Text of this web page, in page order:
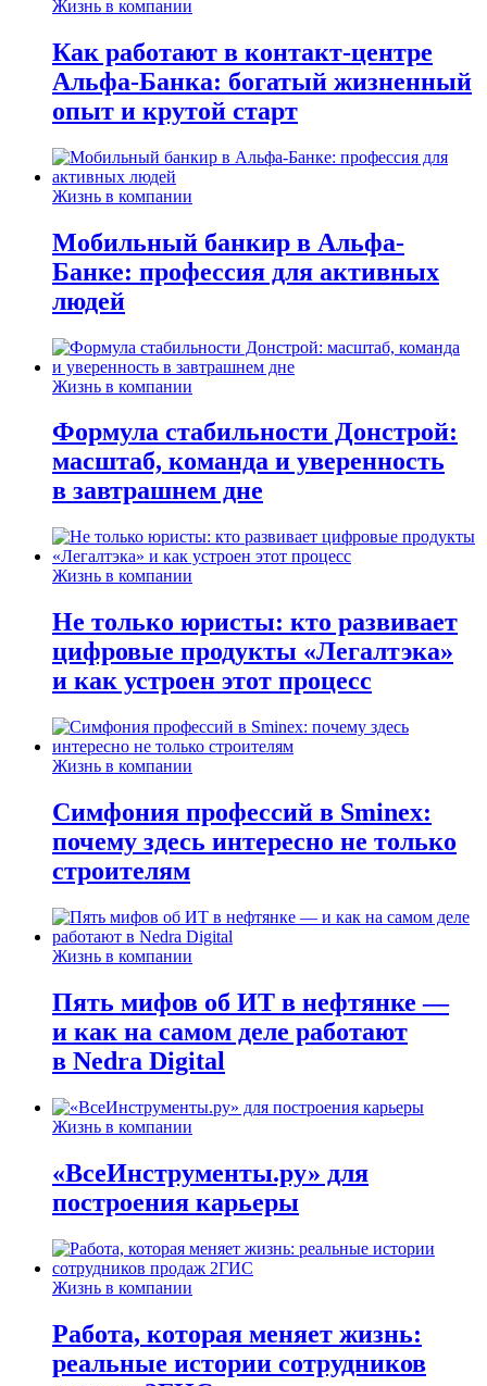
Жизнь в компании
Как работают в контакт-центре
Альфа-Банка: богатый жизненный
опыт и крутой старт
Жизнь в компании
Мобильный банкир в Альфа-
Банке: профессия для активных
людей
Жизнь в компании
Формула стабильности Донстрой:
масштаб, команда и уверенность
в завтрашнем дне
Жизнь в компании
Не только юристы: кто развивает
цифровые продукты «Легалтэка»
и как устроен этот процесс
Жизнь в компании
Симфония профессий в Sminex:
почему здесь интересно не только
строителям
Жизнь в компании
Пять мифов об ИТ в нефтянке —
и как на самом деле работают
в Nedra Digital
Жизнь в компании
«ВсеИнструменты.ру» для
построения карьеры
Жизнь в компании
Работа, которая меняет жизнь:
реальные истории сотрудников